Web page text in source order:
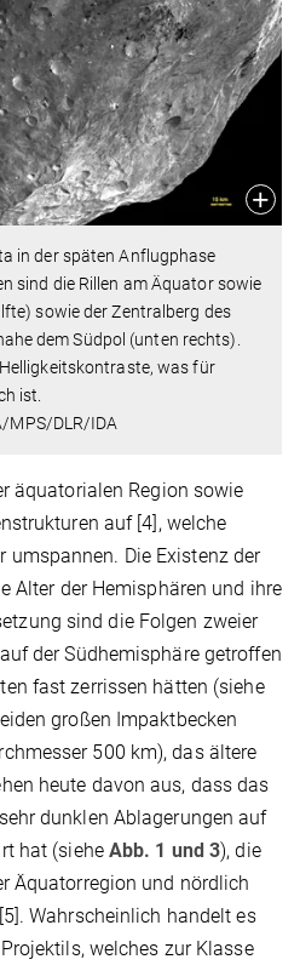
in der späten Anflugphase
sind die Rillen am Äquator sowie
sowie der Zentralberg des
dem Südpol (unten rechts).
was für
ist.
MPS/DLR/IDA
äquatorialen Region sowie
auf [4], welche
umspannen. Die Existenz der
Alter der Hemisphären und ihre
sind die Folgen zweier
der Südhemisphäre getroffen
fast zerrissen hätten (siehe
großen Impaktbecken
500 km), das ältere
heute davon aus, dass das
dunklen Ablagerungen auf
hat (siehe Abb. 1 und 3), die
Äquatorregion und nördlich
Wahrscheinlich handelt es
welches zur Klasse